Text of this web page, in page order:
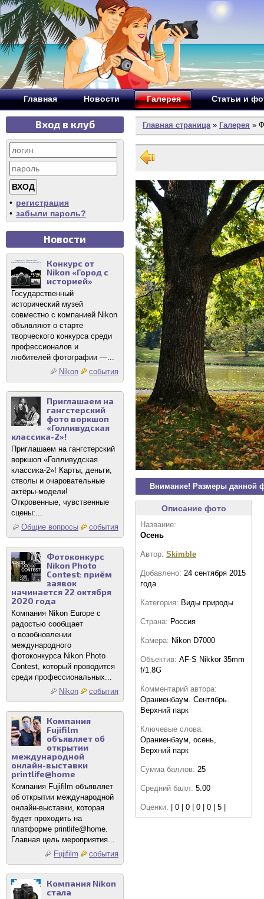
Главная Новости Галерея Статьи и
Вход в клуб
• регистрация
• забыли пароль?
Новости
Конкурс от
Nikon «Город с
историей»
Государственный
исторический музей
совместно с компанией Nikon
объявляют о старте
творческого конкурса среди
профессионалов и
любителей фотографии —...
Nikon
события
Приглашаем на
гангстерский
фото воркшоп
«Голливудская
классика-2»!
Приглашаем на гангстерский
воркшоп «Голливудская
классика-2»! Карты, деньги,
стволы и очаровательные
актёры-модели!
Откровенные, чувственные
сцены:...
Общие вопросы
события
Фотоконкурс
Nikon Photo
Contest: приём
заявок
начинается 22 октября
2020 года
Компания Nikon Europe с
радостью сообщает
о возобновлении
международного
фотоконкурса Nikon Photo
Contest, который проводится
среди профессиональных...
Nikon
события
Компания
Fujifilm
объявляет об
открытии
международной
онлайн-выставки
printlife@home
Компания Fujifilm объявляет
об открытии международной
онлайн-выставки, которая
будет проходить на
платформе printlife@home.
Главная цель мероприятия...
Fujifilm
события
Компания Nikon
стала
Главная страница» Галерея »
Внимание! Размеры данной
Описание фото
Название:
Осень
Автор: Skimble
Добавлено: 24 сентября 2015
года
Категория: Виды природы
Страна: Россия
Камера: Nikon D7000
Объектив: AF-S Nikkor 35mm
f/1.8G
Комментарий автора:
Ораниенбаум. Сентябрь.
Верхний парк
Ключевые слова:
Ораниенбаум, осень,
Верхний парк
Сумма баллов: 25
Средний балл: 5.00
Оценки: | 0 | 0 | 0 | 0 | 5 |